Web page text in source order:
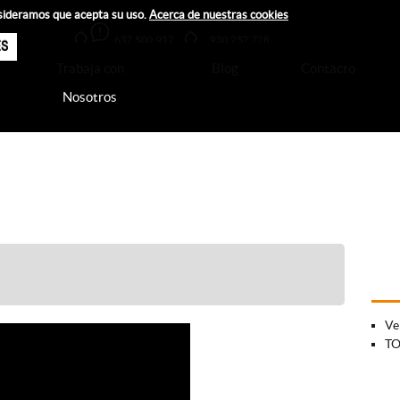
que acepta su uso. Acerca de nuestras cookies
Nosotros